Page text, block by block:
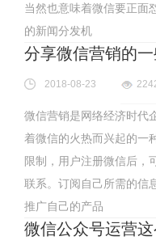
当然也意味着微信要正面
的新闻分发机
分享微信营销的
2018-08-23
微信营销是网络经济时代
着微信的火热而兴起的一
限制，用户注册微信后，
联系。订阅自己所需的信
推广自己的产品
微信公众号运营